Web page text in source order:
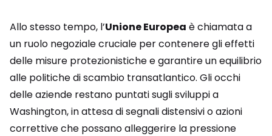
Allo stesso tempo, l’Unione Europea è chiamata a
un ruolo negoziale cruciale per contenere gli effetti
delle misure protezionistiche e garantire un equilibrio
alle politiche di scambio transatlantico. Gli occhi
delle aziende restano puntati sugli sviluppi a
Washington, in attesa di segnali distensivi o azioni
correttive che possano alleggerire la pressione